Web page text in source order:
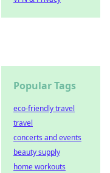
Popular Tags
eco-friendly travel
travel
concerts and events
beauty supply
home workouts